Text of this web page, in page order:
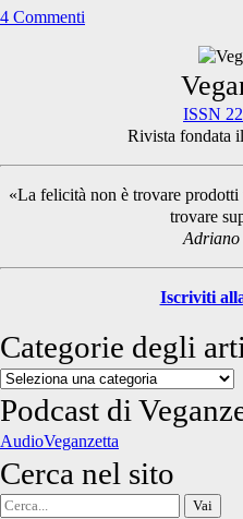
4 Commenti
Sidebar
ISSN
Rivista fondata
«La felicità non è trovare
trovare
Iscriviti
Categorie degli
Categorie
degli
articoli
Podcast di
AudioVeganzetta
Cerca nel sito
Cerca